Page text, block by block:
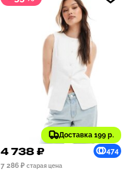
Доставка 199 р.
4 738 ₽
474
7 286 ₽ старая цена